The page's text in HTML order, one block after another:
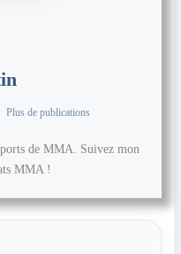
Plus de publications
de MMA. Suivez mon
MMA !